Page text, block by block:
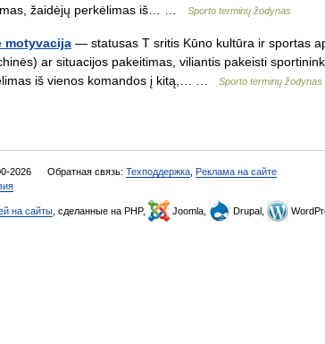
žaidėjų perkėlimas iš… …
Sporto terminų žodynas
motyvacija — statusas T sritis Kūno kultūra ir sportas
ar situacijos pakeitimas, viliantis pakeisti
iš vienos komandos į kitą,… …
Sporto terminų žodynas
2026 Обратная связь: Техподдержка Реклама на сайте
на сайты , сделанные на PHP, Joomla, Drupal,